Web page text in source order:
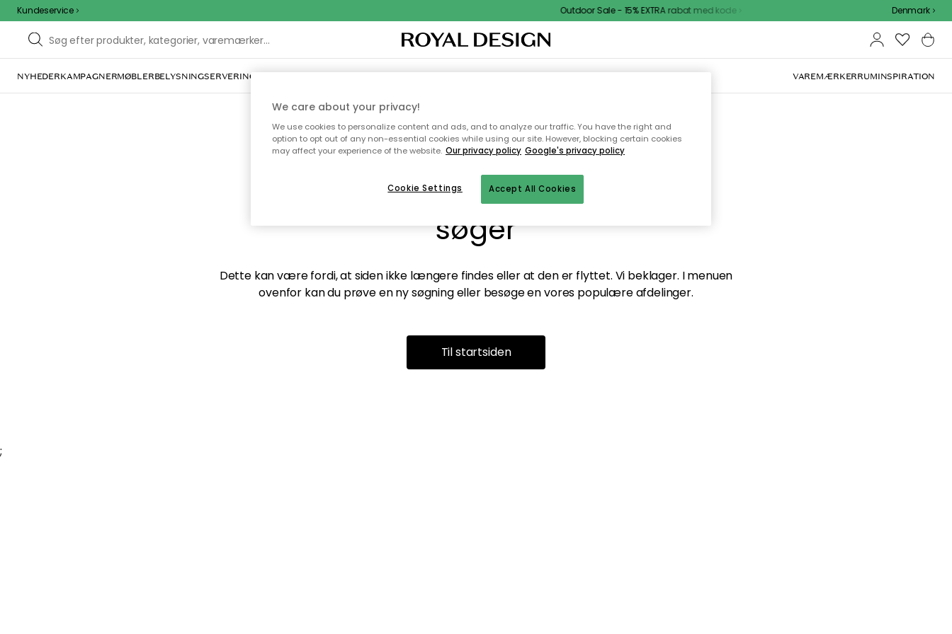
Kundeservice Outdoor Sale - 15% EXTRA rabat med kode Denmark
NYHEDERKAMPAGNERMØBLERBELYSNINGSERVERING INDRETNINGTEKSTIL & TÆPPERKØKKENETOPBEVARINGHAVEMØBLER VAREMÆRKERRUMINSPIRATION
Vi fandt desværre ikke siden du
søger
Dette kan være fordi, at siden ikke længere findes eller at den er flyttet. Vi beklager. I menuen
ovenfor kan du prøve en ny søgning eller besøge en vores populære afdelinger.
Til startsiden
;
We care about your privacy!
We use cookies to personalize content and ads, and to analyze our traffic. You have the right and
option to opt out of any non-essential cookies while using our site. However, blocking certain cookies
may affect your experience of the website. Our privacy policy Google's privacy policy
Accept All Cookies
Cookie Settings